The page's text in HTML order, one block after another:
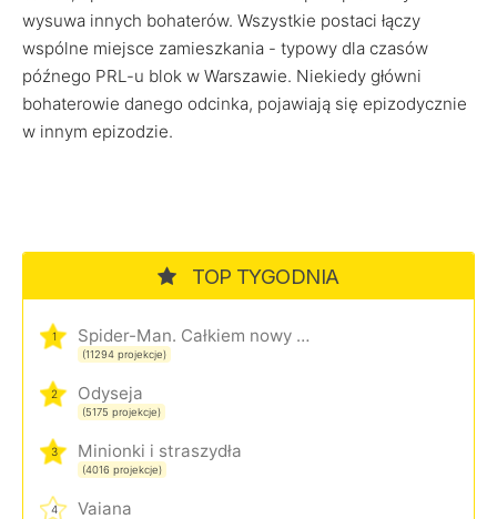
wysuwa innych bohaterów. Wszystkie postaci łączy
wspólne miejsce zamieszkania - typowy dla czasów
późnego PRL-u blok w Warszawie. Niekiedy główni
bohaterowie danego odcinka, pojawiają się epizodycznie
w innym epizodzie.
TOP TYGODNIA
1 Spider-Man. Całkiem nowy dzień
(11294 projekcje)
2 Odyseja
(5175 projekcje)
3 Minionki i straszydła
(4016 projekcje)
4 Vaiana